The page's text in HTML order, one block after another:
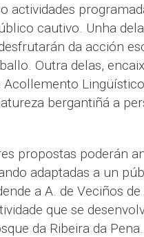
actividades
cautivo. Unha
da acción
Outra delas,
Acollemento
bergantiñá a
propostas poderán
adaptadas a un
a A. de Veciños de
que se
da Ribeira da